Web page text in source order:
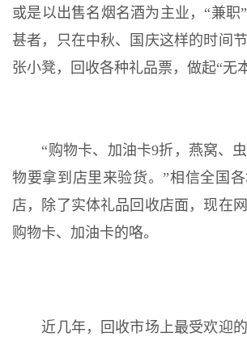
或是以出售名烟名酒为主业，“兼职
甚者，只在中秋、国庆这样的时间
张小凳，回收各种礼品票，做起“无
“购物卡、加油卡9折，燕窝、虫
物要拿到店里来验货。”相信全国各
店，除了实体礼品回收店面，现在
购物卡、加油卡的咯。
近几年，回收市场上最受欢迎的